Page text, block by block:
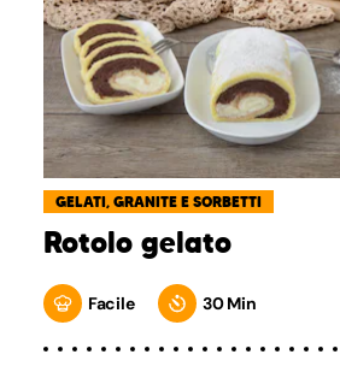
GELATI, GRANITE E SORBETTI
Rotolo gelato
Facile 30 Min